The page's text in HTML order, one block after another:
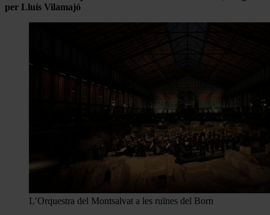
per Lluís Vilamajó
L’Orquestra del Montsalvat a les ruïnes del Born